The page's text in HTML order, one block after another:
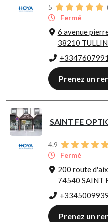
5
Fermé
6 avenue
38210
Prenez un
SAINT FE
4.9
Fermé
200 route
74540 SAINT
Prenez un